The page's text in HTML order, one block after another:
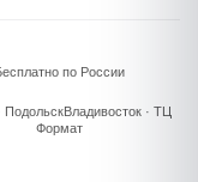
по России
ПодольскВладивосток · ТЦ
Формат